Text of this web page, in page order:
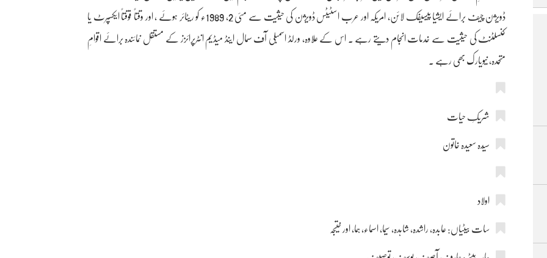
ڈویژن چیف برائے ایشیا پیسیفک لائن، امریکہ اور عرب اسٹیٹس ڈویژن کی حیثیت سے مئی 2, 1989ء کو ریٹائر ہوئے ، اور وقتاً فوقتاً ایکسپرٹ یا
کنسلٹنٹ کی حیثیت سے خدمات انجام دیتے رہے ۔ اس کے علاوہ، ورلڈ اسمبلی آف سمال اینڈ میڈیم انٹرپرائزز کے مستقل نمائندہ برائے اقوامِ
متّحدہ، نیویارک بھی رہے ۔
شریکِ حیات
سیّدہ سعیدہ خاتون
اولاد
سات بیٹیاں: عابدہ، راشدہ، شاہدہ، سیما، اسماء، ہما، اور ختیجہ